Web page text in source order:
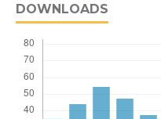
DOWNLOADS